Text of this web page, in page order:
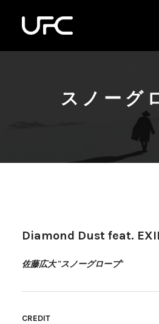
スノーグ
Diamond Dust feat.
佐藤広大 "スノーグローブ"
CREDIT